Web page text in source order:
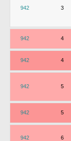
942 3
942 4
942 4
942 5
942 5
942 6